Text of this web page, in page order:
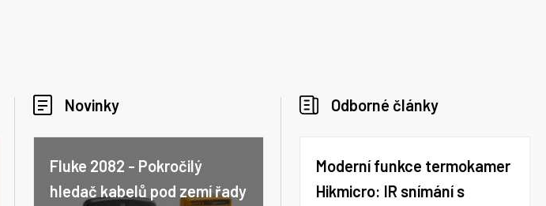
Novinky
Fluke 2082 - Pokročilý
hledač kabelů pod zemí řady
Odborné články
Moderní funkce termokamer
Hikmicro: IR snímání s